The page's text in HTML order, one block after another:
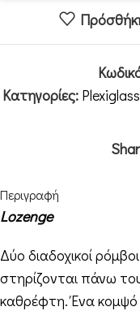
Κατηγορίες:
Περιγραφή
Lozenge
Δύο διαδοχικοί
στηρίζονται πάνω
καθρέφτη. Ένα κομψό